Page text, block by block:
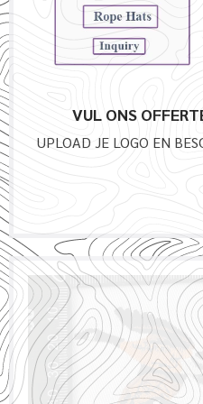
VUL ONS
UPLOAD JE LOGO EN